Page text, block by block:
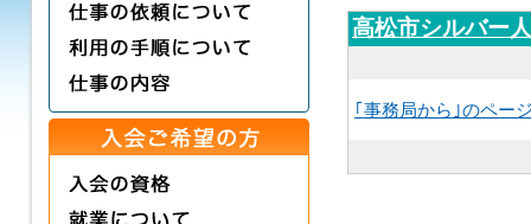
高松市シルバー
｢事務局から｣のペー